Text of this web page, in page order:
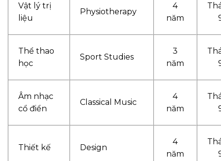
Vật lý trị
liệu
Physiotherapy
4
năm
Thể thao
học
Sport Studies
3
năm
Âm nhạc
cổ điển
Classical Music
4
năm
Thiết kế Design
4
năm